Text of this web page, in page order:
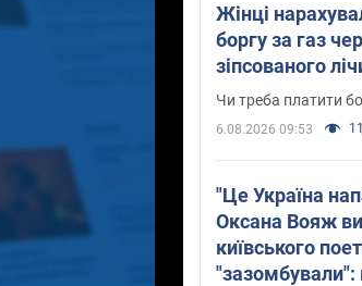
Жінці
боргу за газ
зіпсованого
ухвалив
Чи треба платити
6.08.2026 09:53
"Це Україна
Оксана Вояж
київського
"зазомбували":